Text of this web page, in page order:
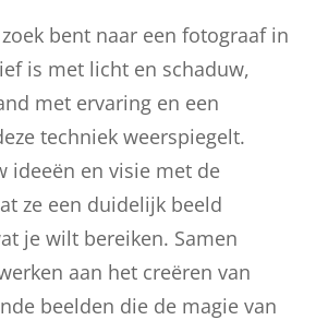
bent naar een fotograaf in
is met licht en schaduw,
met ervaring en een
techniek weerspiegelt.
ideeën en visie met de
ze een duidelijk beeld
je wilt bereiken. Samen
aan het creëren van
beelden die de magie van